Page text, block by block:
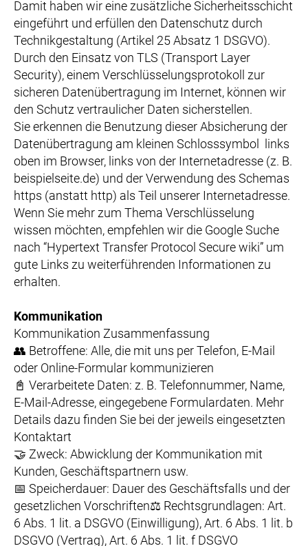
Damit haben wir eine zusätzliche Sicherheitsschicht
eingeführt und erfüllen den Datenschutz durch
Technikgestaltung (Artikel 25 Absatz 1 DSGVO).
Durch den Einsatz von TLS (Transport Layer
Security), einem Verschlüsselungsprotokoll zur
sicheren Datenübertragung im Internet, können wir
den Schutz vertraulicher Daten sicherstellen.
Sie erkennen die Benutzung dieser Absicherung der
Datenübertragung am kleinen Schlosssymbol links
oben im Browser, links von der Internetadresse (z. B.
beispielseite.de) und der Verwendung des Schemas
https (anstatt http) als Teil unserer Internetadresse.
Wenn Sie mehr zum Thema Verschlüsselung
wissen möchten, empfehlen wir die Google Suche
nach “Hypertext Transfer Protocol Secure wiki” um
gute Links zu weiterführenden Informationen zu
erhalten.
Kommunikation
Kommunikation Zusammenfassung
👥 Betroffene: Alle, die mit uns per Telefon, E-Mail
oder Online-Formular kommunizieren
📓 Verarbeitete Daten: z. B. Telefonnummer, Name,
E-Mail-Adresse, eingegebene Formulardaten. Mehr
Details dazu finden Sie bei der jeweils eingesetzten
Kontaktart
🤝 Zweck: Abwicklung der Kommunikation mit
Kunden, Geschäftspartnern usw.
📅 Speicherdauer: Dauer des Geschäftsfalls und der
gesetzlichen Vorschriften⚖️ Rechtsgrundlagen: Art.
6 Abs. 1 lit. a DSGVO (Einwilligung), Art. 6 Abs. 1 lit. b
DSGVO (Vertrag), Art. 6 Abs. 1 lit. f DSGVO